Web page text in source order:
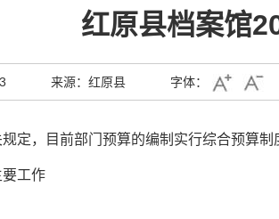
红原县档案馆
来源：红原县 字体：
定，目前部门预算的编制实行综合预算制
工作